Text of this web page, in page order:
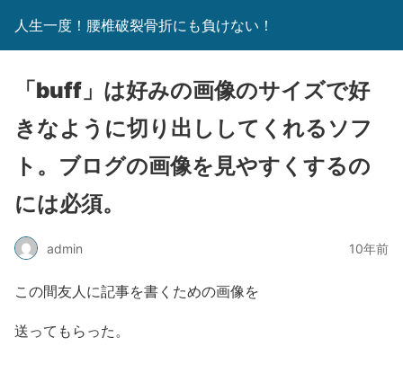
人生一度！腰椎破裂骨折にも負けない！
「buff」は好みの画像のサイズで好
きなように切り出ししてくれるソフ
ト。ブログの画像を見やすくするの
には必須。
admin 10年前
この間友人に記事を書くための画像を
送ってもらった。